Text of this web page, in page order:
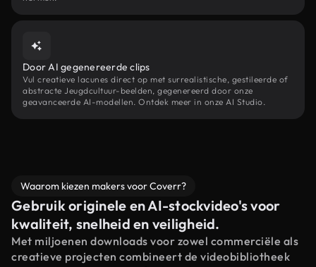
Door AI gegenereerde clips
Vul creatieve lacunes direct op met surrealistische, gestileerde of
abstracte Jeugdcultuur-beelden, gegenereerd door onze
geavanceerde AI-modellen. Ontdek meer in onze AI Studio.
Waarom kiezen makers voor Coverr?
Gebruik originele en AI-stockvideo's voor
kwaliteit, snelheid en veiligheid.
Met miljoenen downloads voor zowel commerciële als
creatieve projecten combineert de videobibliotheek